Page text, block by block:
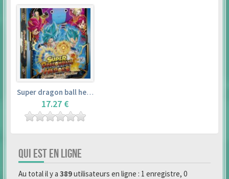
Super dragon ball heroes : official 4 pocket binder set
17.27 €
QUI EST EN LIGNE
Au total il y a 389utilisateurs en ligne : 1 enregistre, 0